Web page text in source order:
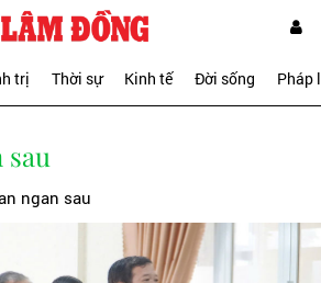
trị Thời sự Kinh tế Đời sống Pháp
sau
ngan sau